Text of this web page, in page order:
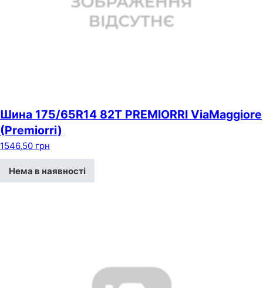
Шина 175/65R14 82T PREMIORRI ViaMaggiore
(Premiorri)
1546,50 грн
Нема в наявності